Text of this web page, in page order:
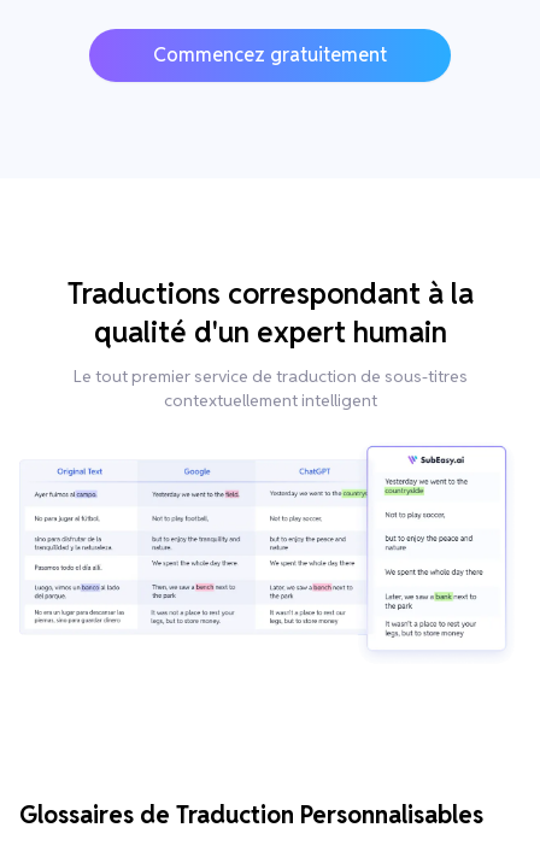
Commencez gratuitement
Traductions correspondant à la
qualité d'un expert humain
Le tout premier service de traduction de sous-titres
contextuellement intelligent
Glossaires de Traduction Personnalisables